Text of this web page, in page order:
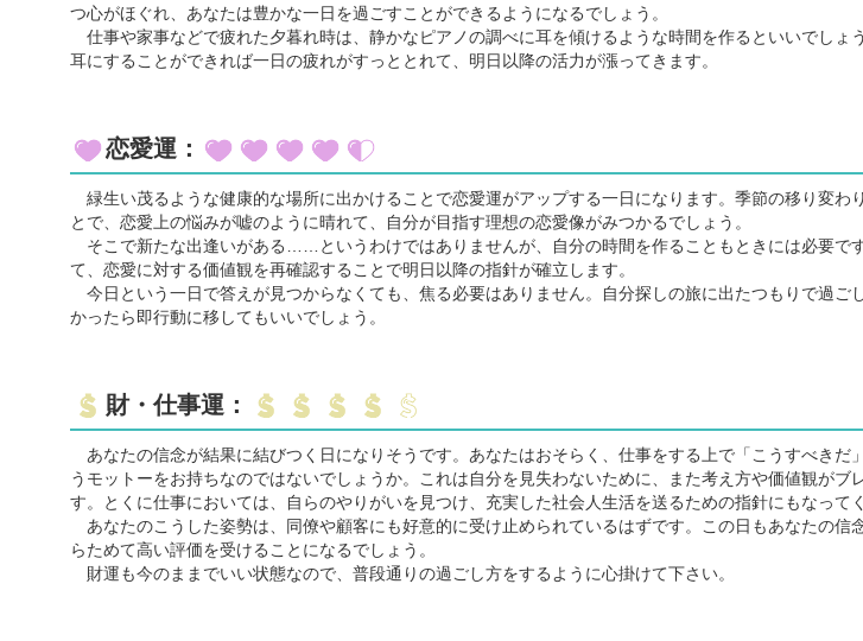
つ心がほぐれ、あなたは豊かな一日を過ごすことができるようになるでしょう。
仕事や家事などで疲れた夕暮れ時は、静かなピアノの調べに耳を傾けるような時間を作るといいでしょ
耳にすることができれば一日の疲れがすっととれて、明日以降の活力が漲ってきます。
恋愛運：
緑生い茂るような健康的な場所に出かけることで恋愛運がアップする一日になります。季節の移り変わ
とで、恋愛上の悩みが嘘のように晴れて、自分が目指す理想の恋愛像がみつかるでしょう。
そこで新たな出逢いがある……というわけではありませんが、自分の時間を作ることもときには必要で
て、恋愛に対する価値観を再確認することで明日以降の指針が確立します。
今日という一日で答えが見つからなくても、焦る必要はありません。自分探しの旅に出たつもりで過ご
かったら即行動に移してもいいでしょう。
財・仕事運：
あなたの信念が結果に結びつく日になりそうです。あなたはおそらく、仕事をする上で「こうすべきだ
うモットーをお持ちなのではないでしょうか。これは自分を見失わないために、また考え方や価値観がブ
す。とくに仕事においては、自らのやりがいを見つけ、充実した社会人生活を送るための指針にもなって
あなたのこうした姿勢は、同僚や顧客にも好意的に受け止められているはずです。この日もあなたの信
らためて高い評価を受けることになるでしょう。
財運も今のままでいい状態なので、普段通りの過ごし方をするように心掛けて下さい。